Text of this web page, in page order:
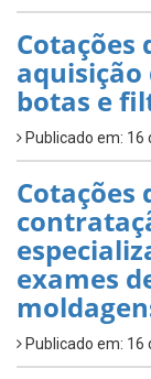
Cotações
botas e
Publicado em: 16
Cotações
exames
Publicado em: 16